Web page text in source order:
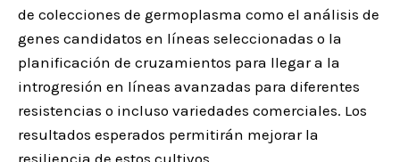
de colecciones de germoplasma como el análisis de
genes candidatos en líneas seleccionadas o la
planificación de cruzamientos para llegar a la
introgresión en líneas avanzadas para diferentes
resistencias o incluso variedades comerciales. Los
resultados esperados permitirán mejorar la
resiliencia de estos cultivos.